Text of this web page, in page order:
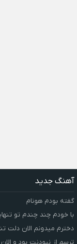
آهنگ جدید
گفته بودم هونام
با خودم چند چندم تو
دخترم میدونم الان دلت